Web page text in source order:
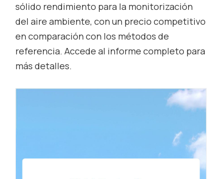
sólido rendimiento para la monitorización
del aire ambiente, con un precio competitivo
en comparación con los métodos de
referencia. Accede al informe completo para
más detalles.